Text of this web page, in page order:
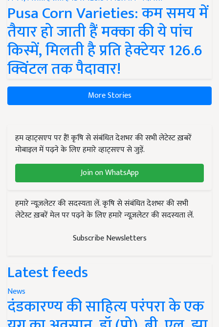
Pusa Corn Varieties: कम समय में
तैयार हो जाती हैं मक्का की ये पांच
किस्में, मिलती है प्रति हेक्टेयर 126.6
क्विंटल तक पैदावार!
More Stories
हम व्हाट्सएप पर हैं! कृषि से संबंधित देशभर की सभी लेटेस्ट ख़बरें
मोबाइल में पढ़ने के लिए हमारे व्हाट्सएप से जुड़ें.
Join on WhatsApp
हमारे न्यूज़लेटर की सदस्यता लें. कृषि से संबंधित देशभर की सभी
लेटेस्ट ख़बरें मेल पर पढ़ने के लिए हमारे न्यूज़लेटर की सदस्यता लें.
Subscribe Newsletters
Latest feeds
News
दंडकारण्य की साहित्य परंपरा के एक